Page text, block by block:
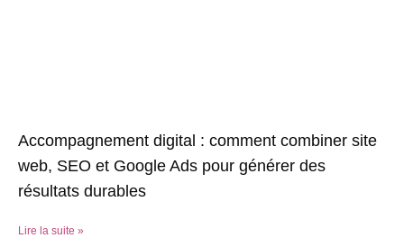
Accompagnement digital : comment combiner site
web, SEO et Google Ads pour générer des
résultats durables
Lire la suite »